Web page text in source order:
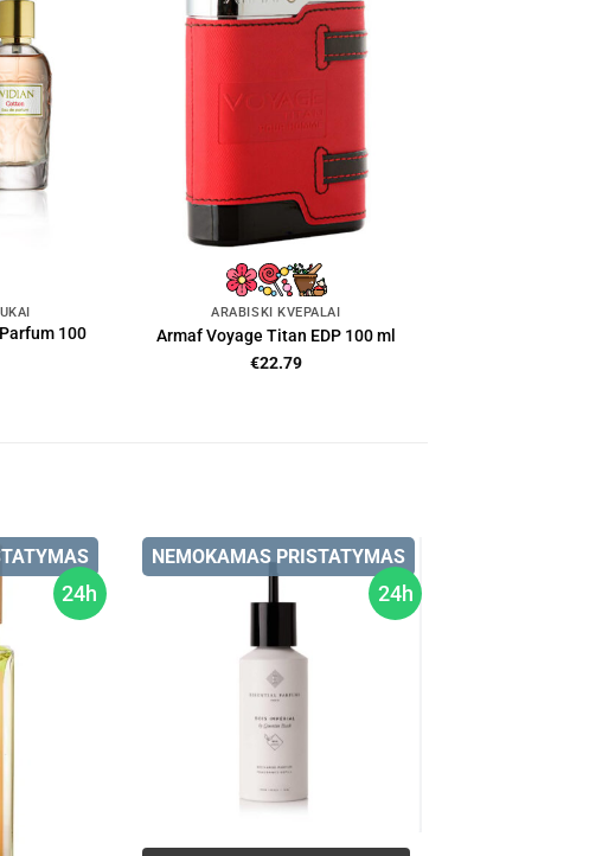
100
ARABIŠKI KVEPALAI
Armaf Voyage Titan EDP 100 ml
€22.79
24h 24h
NEMOKAMAS PRISTATYMAS